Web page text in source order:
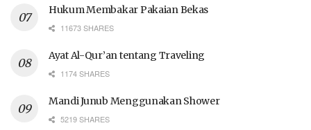
Hukum Membakar Pakaian Bekas
11673 SHARES
Ayat Al-Qur’an tentang Traveling
1174 SHARES
Mandi Junub Menggunakan Shower
5219 SHARES